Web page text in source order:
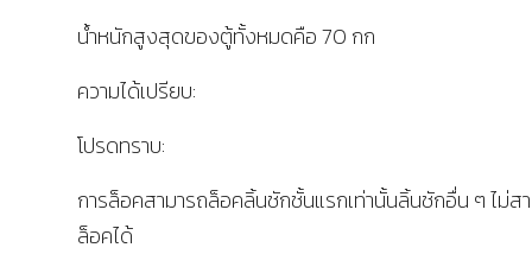
น้ำหนักสูงสุดของตู้ทั้งหมดคือ 70 กก
ความได้เปรียบ:
โปรดทราบ:
การล็อคสามารถล็อคลิ้นชักชั้นแรกเท่านั้นลิ้นชักอื่น ๆ ไม่ส
ล็อคได้